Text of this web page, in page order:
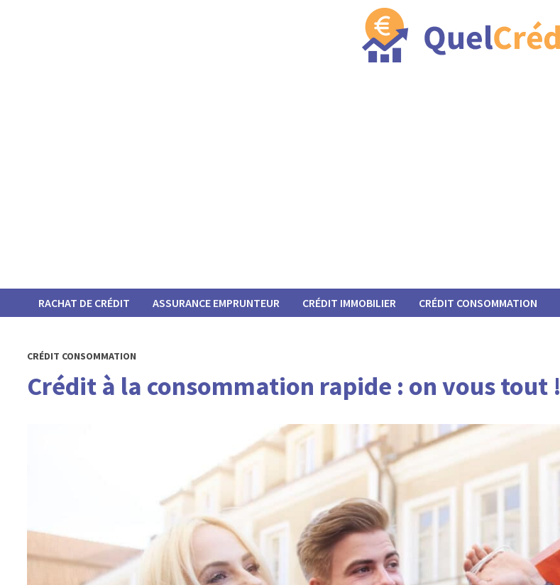
RACHAT DE CRÉDIT ASSURANCE EMPRUNTEUR CRÉDIT IMMOBILIER CRÉDIT CONSOMMATION
CRÉDIT CONSOMMATION
Crédit à la consommation rapide : on vous tout !